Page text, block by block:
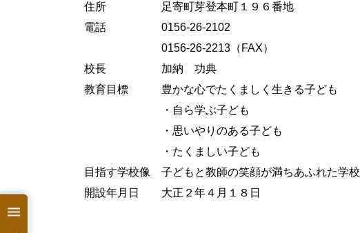
住所 足寄町芽登本町１９６番地
電話 0156-26-2102
0156-26-2213（FAX）
校長 加納 功典
教育目標 豊かな心でたくましく生きる子ども
・自ら学ぶ子ども
・思いやりのある子ども
・たくましい子ども
目指す学校像 子どもと教師の笑顔が満ちあふれた学校
開設年月日 大正２年４月１８日